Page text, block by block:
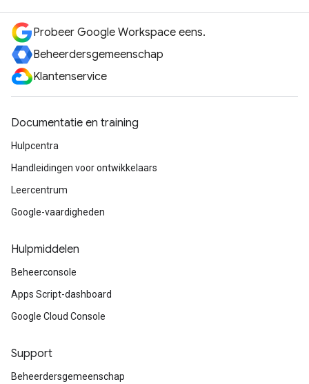
Probeer Google Workspace eens.
Beheerdersgemeenschap
Klantenservice
Documentatie en training
Hulpcentra
Handleidingen voor ontwikkelaars
Leercentrum
Google-vaardigheden
Hulpmiddelen
Beheerconsole
Apps Script-dashboard
Google Cloud Console
Support
Beheerdersgemeenschap